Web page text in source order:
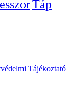
Táp
Tájékoztató